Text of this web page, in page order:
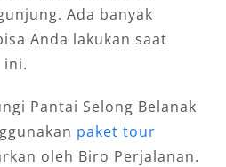
Ada banyak
Anda lakukan saat
ini.
Pantai Selong Belanak
paket tour
oleh Biro Perjalanan.